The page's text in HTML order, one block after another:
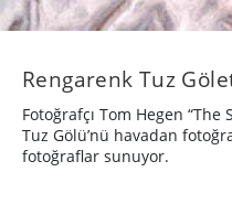
Rengarenk Tuz
Fotoğrafçı Tom Hegen “The
Tuz Gölü’nü havadan
fotoğraflar sunuyor.